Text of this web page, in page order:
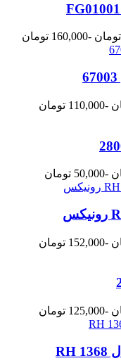
-160,000 تومان
-110,000 تومان
-50,000 تومان
-152,000 تومان
-125,000 تومان